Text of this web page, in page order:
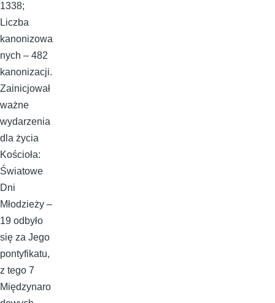
1338;
Liczba
kanonizowa
nych – 482
kanonizacji.
Zainicjował
ważne
wydarzenia
dla życia
Kościoła:
Światowe
Dni
Młodzieży –
19 odbyło
się za Jego
pontyfikatu,
z tego 7
Międzynaro